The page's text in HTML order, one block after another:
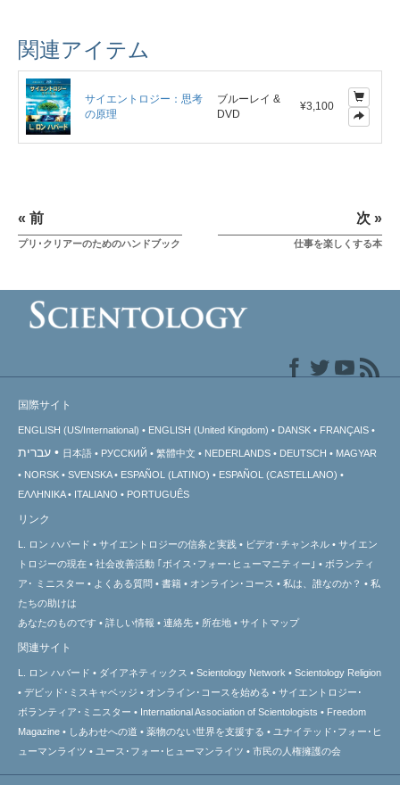
関連アイテム
サイエントロジー：思考
の原理
ブルーレイ &
DVD
¥3,100
« 前
プリ･クリアーのためのハンドブック
次 »
仕事を楽しくする本
国際サイト
ENGLISH (US/International) ENGLISH (United Kingdom) DANSK FRANÇAIS
עברית 日本語 РУССКИЙ 繁體中文 NEDERLANDS DEUTSCH
MAGYAR
NORSK
SVENSKA ESPAÑOL (LATINO)
ESPAÑOL (CASTELLANO)
ΕΛΛΗΝΙΚA
ITALIANO PORTUGUÊS
リンク
L. ロン ハバード サイエントロジーの信条と実践 ビデオ･チャンネル
サイエン
トロジーの現在 社会改善活動 ｢ボイス･フォー･ヒューマニティー｣
ボランティ
ア･
ミニスター よくある質問 書籍 オンライン･コース 私は、誰なのか？
私
たちの助けは
あなたのものです
詳しい情報 連絡先 所在地 サイトマップ
関連サイト
L. ロン ハバード ダイアネティックス Scientology Network
Scientology Religion
デビッド･ミスキャベッジ
オンライン･コースを始める
サイエントロジー･
ボランティア･ミニスター
International Association of Scientologists
Freedom
Magazine
しあわせへの道 薬物のない世界を支援する
ユナイテッド･フォー･ヒ
ューマンライツ
ユース･フォー･ヒューマンライツ 市民の人権擁護の会